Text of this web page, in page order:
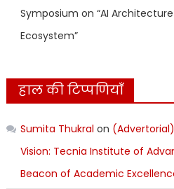
Symposium on “AI
Ecosystem”
हाल की टिप्पणियाँ
Sumita Thukral on
Vision: Tecnia Institute of
Beacon of Academic